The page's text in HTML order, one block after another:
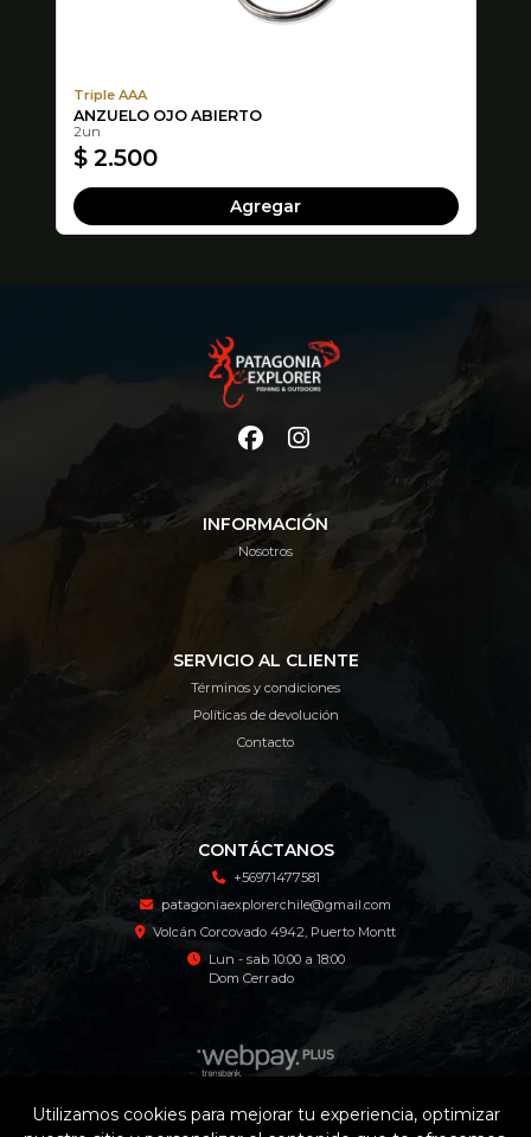
Triple AAA
ANZUELO OJO ABIERTO
2un
$ 2.500
Agregar
INFORMACIÓN
Nosotros
SERVICIO AL CLIENTE
Términos y condiciones
Políticas de devolución
Contacto
CONTÁCTANOS
+56971477581
patagoniaexplorerchile@gmail.com
Volcán Corcovado 4942, Puerto Montt
Lun - sab 10:00 a 18:00
Dom Cerrado
Utilizamos cookies para mejorar tu experiencia, optimizar